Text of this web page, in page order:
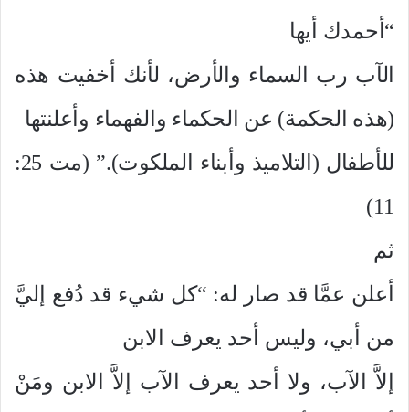
“أحمدك أيها
الآب رب السماء والأرض، لأنك أخفيت هذه
(هذه الحكمة) عن الحكماء والفهماء وأعلنتها
للأطفال (التلاميذ وأبناء الملكوت).” (مت 25:
11)
ثم
أعلن عمَّا قد صار له: “كل شيء قد دُفع إليَّ
من أبي، وليس أحد يعرف الابن
إلاَّ الآب، ولا أحد يعرف الآب إلاَّ الابن ومَنْ